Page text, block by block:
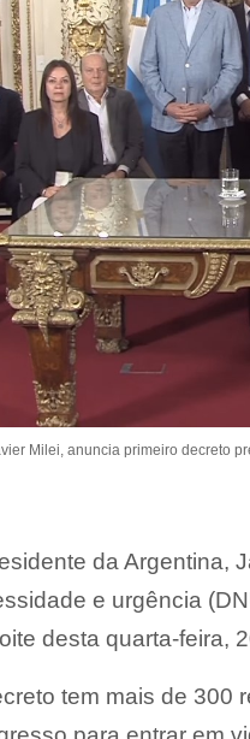
Milei, anuncia primeiro decreto
da Argentina,
e urgência
desta quarta-feira,
tem mais de 300